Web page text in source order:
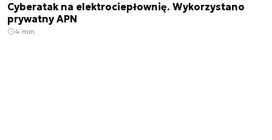
Cyberatak na elektrociepłownię. Wykorzystano
prywatny APN
4 min.